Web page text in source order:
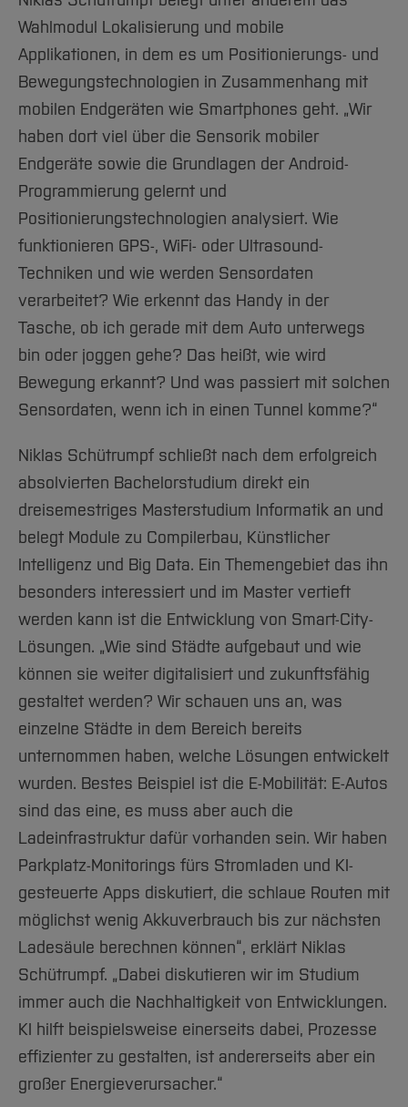
Wahlmodul Lokalisierung und mobile
Applikationen, in dem es um Positionierungs- und
Bewegungstechnologien in Zusammenhang mit
mobilen Endgeräten wie Smartphones geht. „Wir
haben dort viel über die Sensorik mobiler
Endgeräte sowie die Grundlagen der Android-
Programmierung gelernt und
Positionierungstechnologien analysiert. Wie
funktionieren GPS-, WiFi- oder Ultrasound-
Techniken und wie werden Sensordaten
verarbeitet? Wie erkennt das Handy in der
Tasche, ob ich gerade mit dem Auto unterwegs
bin oder joggen gehe? Das heißt, wie wird
Bewegung erkannt? Und was passiert mit solchen
Sensordaten, wenn ich in einen Tunnel komme?“
Niklas Schütrumpf schließt nach dem erfolgreich
absolvierten Bachelorstudium direkt ein
dreisemestriges Masterstudium Informatik an und
belegt Module zu Compilerbau, Künstlicher
Intelligenz und Big Data. Ein Themengebiet das ihn
besonders interessiert und im Master vertieft
werden kann ist die Entwicklung von Smart-City-
Lösungen. „Wie sind Städte aufgebaut und wie
können sie weiter digitalisiert und zukunftsfähig
gestaltet werden? Wir schauen uns an, was
einzelne Städte in dem Bereich bereits
unternommen haben, welche Lösungen entwickelt
wurden. Bestes Beispiel ist die E-Mobilität: E-Autos
sind das eine, es muss aber auch die
Ladeinfrastruktur dafür vorhanden sein. Wir haben
Parkplatz-Monitorings fürs Stromladen und KI-
gesteuerte Apps diskutiert, die schlaue Routen mit
möglichst wenig Akkuverbrauch bis zur nächsten
Ladesäule berechnen können“, erklärt Niklas
Schütrumpf. „Dabei diskutieren wir im Studium
immer auch die Nachhaltigkeit von Entwicklungen.
KI hilft beispielsweise einerseits dabei, Prozesse
effizienter zu gestalten, ist andererseits aber ein
großer Energieverursacher.“